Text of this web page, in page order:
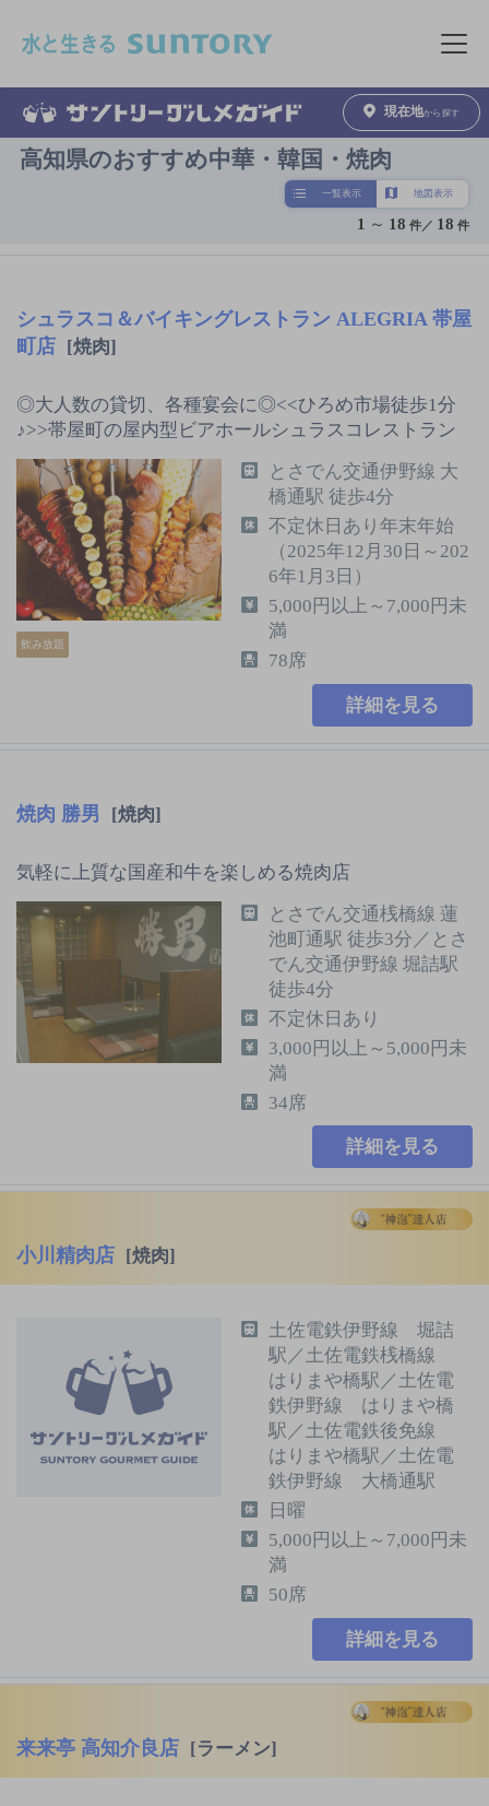
メニュ
現在地から探す
高知県のおすすめ中華・韓国・焼肉
一覧表示 地図表示
1 ～ 18 件／ 18 件
シュラスコ＆バイキングレストラン ALEGRIA 帯屋
町店 [焼肉]
◎大人数の貸切、各種宴会に◎<<ひろめ市場徒歩1分
♪>>帯屋町の屋内型ビアホールシュラスコレストラン
飲み放題
とさでん交通伊野線 大
橋通駅 徒歩4分
不定休日あり年末年始
（2025年12月30日～202
6年1月3日）
5,000円以上～7,000円未
満
78席
詳細を見る
焼肉 勝男 [焼肉]
気軽に上質な国産和牛を楽しめる焼肉店
とさでん交通桟橋線 蓮
池町通駅 徒歩3分／とさ
でん交通伊野線 堀詰駅
徒歩4分
不定休日あり
3,000円以上～5,000円未
満
34席
詳細を見る
小川精肉店 [焼肉]
土佐電鉄伊野線 堀詰
駅／土佐電鉄桟橋線
はりまや橋駅／土佐電
鉄伊野線 はりまや橋
駅／土佐電鉄後免線
はりまや橋駅／土佐電
鉄伊野線 大橋通駅
日曜
5,000円以上～7,000円未
満
50席
詳細を見る
来来亭 高知介良店 [ラーメン]